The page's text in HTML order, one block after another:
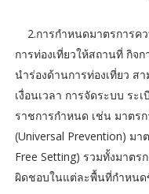
2.การกำหนดมาตรการ
การท่องเที่ยวให้สถานที่ กิจ
นำร่องด้านการท่องเที่ยว ส
เงื่อนเวลา การจัดระบบ ระ
ราชการกำหนด เช่น มาตร
(Universal Prevention) ม
Free Setting) รวมทั้งมาต
ผิดชอบในแต่ละพื้นที่กำหนด